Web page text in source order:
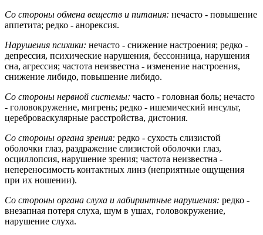
Со стороны обмена веществ и питания: нечасто - повышение
аппетита; редко - анорексия.
Нарушения психики: нечасто - снижение настроения; редко -
депрессия, психические нарушения, бессонница, нарушения
сна, агрессия; частота неизвестна - изменение настроения,
снижение либидо, повышение либидо.
Со стороны нервной системы: часто - головная боль; нечасто
- головокружение, мигрень; редко - ишемический инсульт,
цереброваскулярные расстройства, дистония.
Со стороны органа зрения: редко - сухость слизистой
оболочки глаз, раздражение слизистой оболочки глаз,
осциллопсия, нарушение зрения; частота неизвестна -
непереносимость контактных линз (неприятные ощущения
при их ношении).
Со стороны органа слуха и лабиринтные нарушения: редко -
внезапная потеря слуха, шум в ушах, головокружение,
нарушение слуха.